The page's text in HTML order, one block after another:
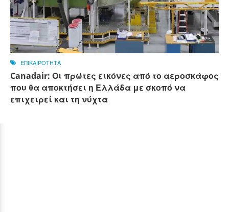
ΕΠΙΚΑΙΡΟΤΗΤΑ
Canadair: Οι πρώτες εικόνες από το αεροσκάφος
που θα αποκτήσει η Ελλάδα με σκοπό να
επιχειρεί και τη νύχτα